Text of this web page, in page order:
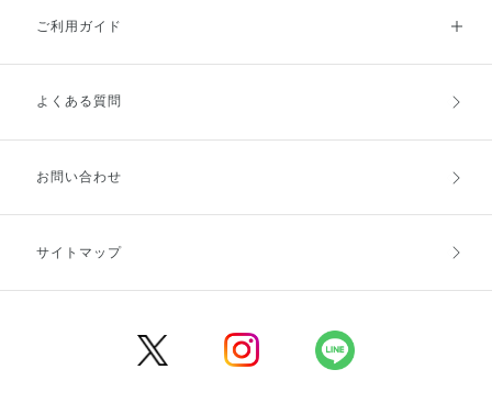
ご利用ガイド
ご利用ガイドトップ
お支払方法
キャンセル・返品・交換
よくある質問
お問い合わせ
サイトマップ